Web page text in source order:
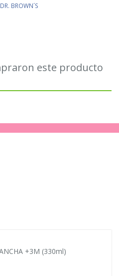
DR. BROWN´S
este producto
+3M (330ml)